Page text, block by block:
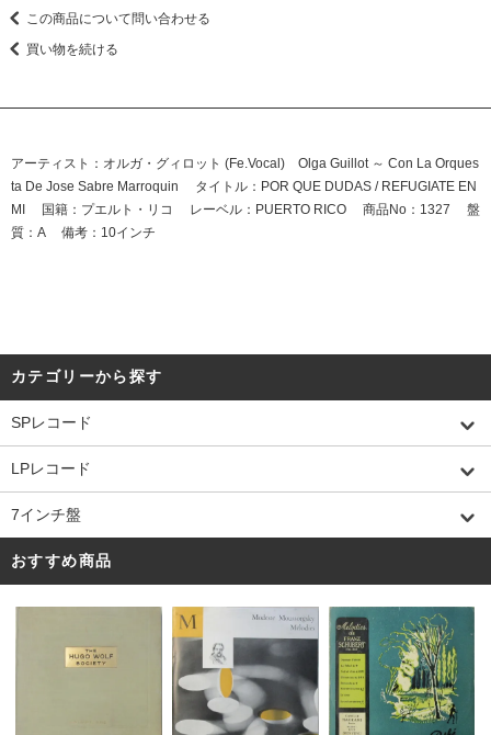
この商品について問い合わせる
買い物を続ける
アーティスト：オルガ・グィロット (Fe.Vocal) Olga Guillot ～ Con La Orques
ta De Jose Sabre Marroquin タイトル：POR QUE DUDAS / REFUGIATE EN
MI 国籍：プエルト・リコ レーベル：PUERTO RICO 商品No：1327 盤
質：A 備考：10インチ
カテゴリーから探す
SPレコード
LPレコード
7インチ盤
おすすめ商品